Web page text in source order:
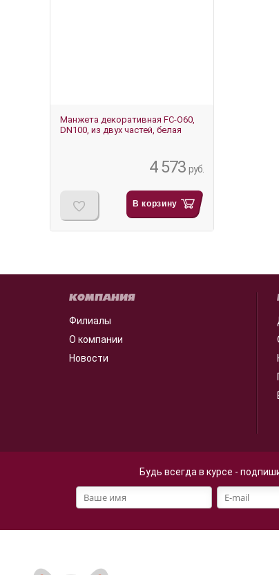
Манжета декоративная FC-O60,
DN100, из двух частей, белая
4 573руб.
В корзину
КОМПАНИЯ
Филиалы
О компании
Новости
Будь всегда в курсе -
Мы используем файлы
Продолжая просмотр